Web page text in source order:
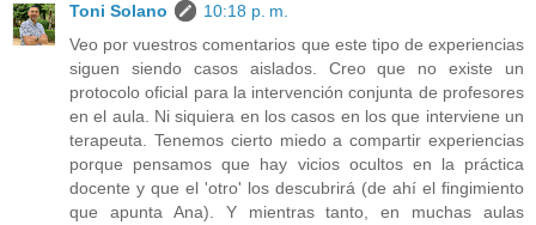
Toni Solano
10:18 p. m.
Veo por vuestros comentarios que este tipo de experiencias
siguen siendo casos aislados. Creo que no existe un
protocolo oficial para la intervención conjunta de profesores
en el aula. Ni siquiera en los casos en los que interviene un
terapeuta. Tenemos cierto miedo a compartir experiencias
porque pensamos que hay vicios ocultos en la práctica
docente y que el 'otro' los descubrirá (de ahí el fingimiento
que apunta Ana). Y mientras tanto, en muchas aulas